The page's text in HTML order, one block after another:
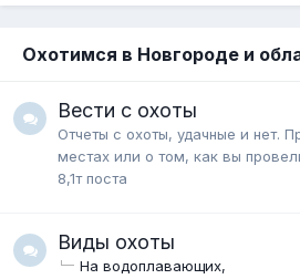
Охотимся в Новгороде и
Вести с охоты
Отчеты с охоты, удачные и нет.
местах или о том, как вы
8,1т поста
Виды охоты
На водоплавающих